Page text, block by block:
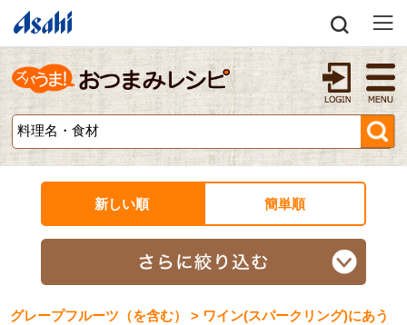
新しい順 簡単順
グレープフルーツ（を含む） > ワイン(スパークリング)にあう